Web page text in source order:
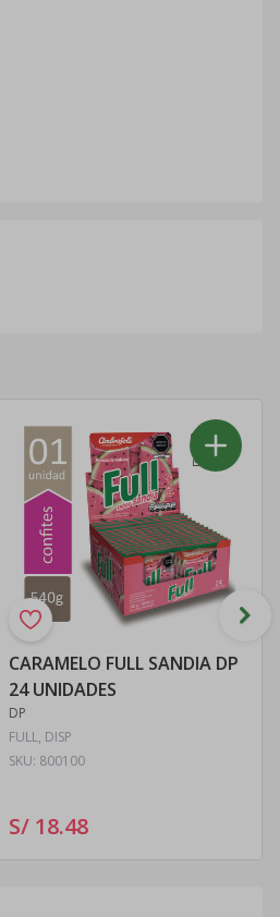
CARAMELO FULL SANDIA DP
24 UNIDADES
DP
FULL, DISP
SKU: 800100
S/ 18.48